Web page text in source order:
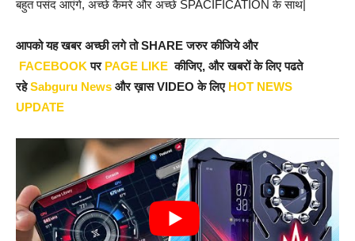
बहुत पसंद आएंगे, अच्छे कैमरे और अच्छे SPACIFICATION के साथ|
आपको यह खबर अच्छी लगे तो SHARE जरुर कीजिये और
FACEBOOKपर PAGE LIKE कीजिए, और खबरों के लिए पढते
रहेSabguru News और ख़ास VIDEO के लिए HOT NEWS
UPDATE